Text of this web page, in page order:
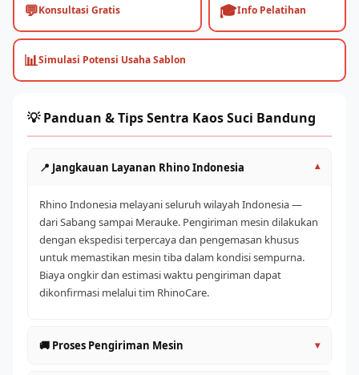
💬Konsultasi Gratis 🎓Info Pelatihan
📊Simulasi Potensi Usaha Sablon
💡 Panduan & Tips Sentra Kaos Suci Bandung
📍 Jangkauan Layanan Rhino Indonesia ▾
Rhino Indonesia melayani seluruh wilayah Indonesia —
dari Sabang sampai Merauke. Pengiriman mesin dilakukan
dengan ekspedisi terpercaya dan pengemasan khusus
untuk memastikan mesin tiba dalam kondisi sempurna.
Biaya ongkir dan estimasi waktu pengiriman dapat
dikonfirmasi melalui tim RhinoCare.
🚚 Proses Pengiriman Mesin ▾